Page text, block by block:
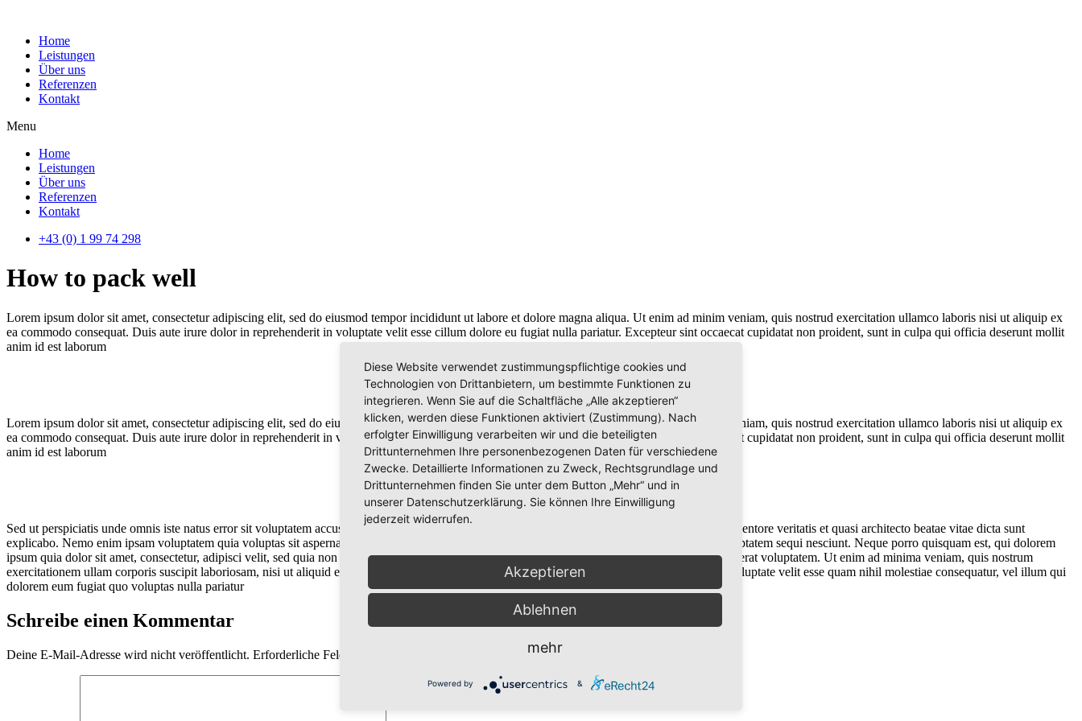
Home
Leistungen
Über uns
Referenzen
Kontakt
Menu
Home
Leistungen
Über uns
Referenzen
Kontakt
+43 (0) 1 99 74 298
How to pack well
Lorem ipsum dolor sit amet, consectetur adipiscing elit, sed do eiusmod tempor incididunt ut labore et dolore magna aliqua. Ut enim ad minim veniam, quis nostrud exercitation ullamco laboris nisi ut aliquip ex
ea commodo consequat. Duis aute irure dolor in reprehenderit in voluptate velit esse cillum dolore eu fugiat nulla pariatur. Excepteur sint occaecat cupidatat non proident, sunt in culpa qui officia deserunt mollit
anim id est laborum
Lorem ipsum dolor sit amet, consectetur adipiscing elit, sed do eiusmod tempor incididunt ut labore et dolore magna aliqua. Ut enim ad minim veniam, quis nostrud exercitation ullamco laboris nisi ut aliquip ex
ea commodo consequat. Duis aute irure dolor in reprehenderit in voluptate velit esse cillum dolore eu fugiat nulla pariatur. Excepteur sint occaecat cupidatat non proident, sunt in culpa qui officia deserunt mollit
anim id est laborum
Sed ut perspiciatis unde omnis iste natus error sit voluptatem accusantium doloremque laudantium, totam rem aperiam, eaque ipsa quae ab illo inventore veritatis et quasi architecto beatae vitae dicta sunt
explicabo. Nemo enim ipsam voluptatem quia voluptas sit aspernatur aut odit aut fugit, sed quia consequuntur magni dolores eos qui ratione voluptatem sequi nesciunt. Neque porro quisquam est, qui dolorem
ipsum quia dolor sit amet, consectetur, adipisci velit, sed quia non numquam eius modi tempora incidunt ut labore et dolore magnam aliquam quaerat voluptatem. Ut enim ad minima veniam, quis nostrum
exercitationem ullam corporis suscipit laboriosam, nisi ut aliquid ex ea commodi consequatur? Quis autem vel eum iure reprehenderit qui in ea voluptate velit esse quam nihil molestiae consequatur, vel illum qui
dolorem eum fugiat quo voluptas nulla pariatur
Schreibe einen Kommentar
Deine E-Mail-Adresse wird nicht veröffentlicht. Erforderliche Felder sind mit
Diese Website verwendet zustimmungspflichtige cookies und
Technologien von Drittanbietern, um bestimmte Funktionen zu
integrieren. Wenn Sie auf die Schaltfläche „Alle akzeptieren“
klicken, werden diese Funktionen aktiviert (Zustimmung). Nach
erfolgter Einwilligung verarbeiten wir und die beteiligten
Drittunternehmen Ihre personenbezogenen Daten für verschiedene
Zwecke. Detaillierte Informationen zu Zweck, Rechtsgrundlage und
Drittunternehmen finden Sie unter dem Button „Mehr“ und in
unserer Datenschutzerklärung. Sie können Ihre Einwilligung
jederzeit widerrufen.
Akzeptieren
Ablehnen
mehr
Powered by &